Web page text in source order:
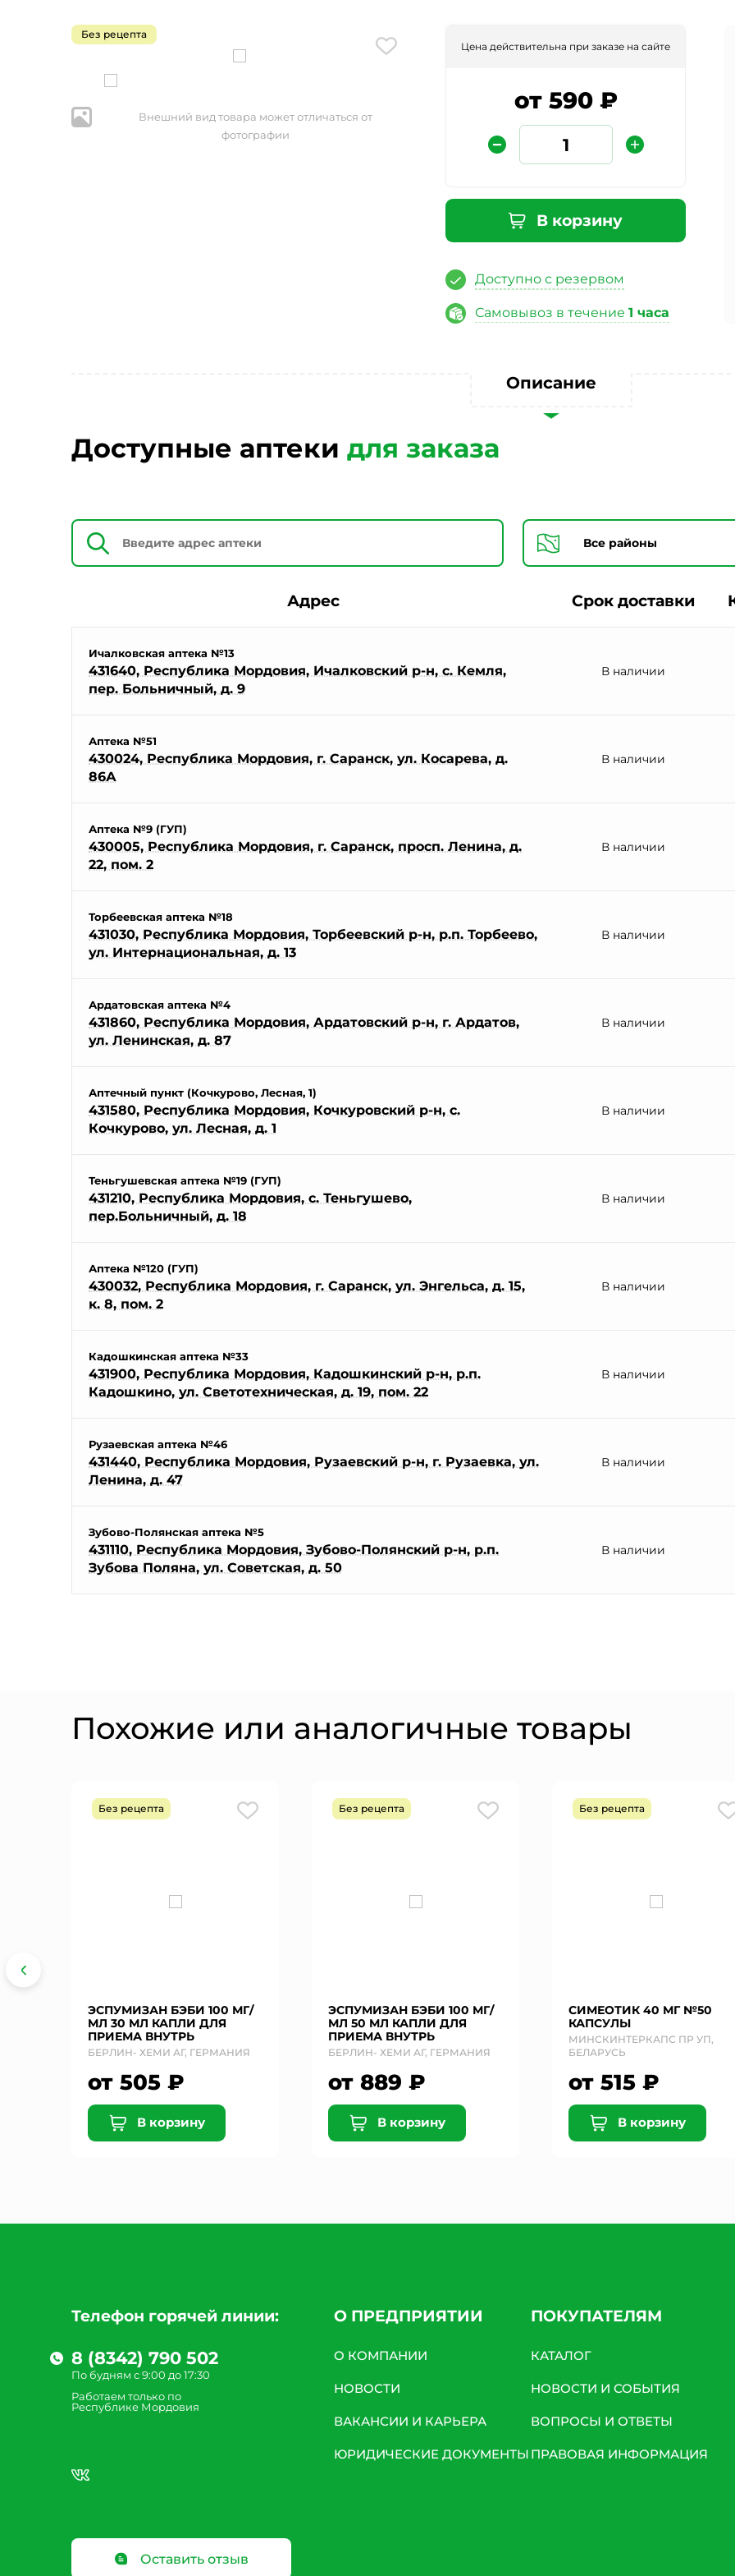
Без рецепта
Внешний вид товара может отличаться от
фотографии
Цена действительна при заказе на сайте
от 590 ₽
В корзину
Доступно с резервом
Самовывоз в течение1 часа
Описание
Доступные аптеки для заказа
Адрес Срок доставки
Ичалковская аптека №13
431640, Республика Мордовия, Ичалковский р-н, с. Кемля,
пер. Больничный, д. 9
В наличии
Аптека №51
430024, Республика Мордовия, г. Саранск, ул. Косарева, д.
86А
В наличии
Аптека №9 (ГУП)
430005, Республика Мордовия, г. Саранск, просп. Ленина, д.
22, пом. 2
В наличии
Торбеевская аптека №18
431030, Республика Мордовия, Торбеевский р-н, р.п. Торбеево,
ул. Интернациональная, д. 13
В наличии
Ардатовская аптека №4
431860, Республика Мордовия, Ардатовский р-н, г. Ардатов,
ул. Ленинская, д. 87
В наличии
Аптечный пункт (Кочкурово, Лесная, 1)
431580, Республика Мордовия, Кочкуровский р-н, с.
Кочкурово, ул. Лесная, д. 1
В наличии
Теньгушевская аптека №19 (ГУП)
431210, Республика Мордовия, с. Теньгушево,
пер.Больничный, д. 18
В наличии
Аптека №120 (ГУП)
430032, Республика Мордовия, г. Саранск, ул. Энгельса, д. 15,
к. 8, пом. 2
В наличии
Кадошкинская аптека №33
431900, Республика Мордовия, Кадошкинский р-н, р.п.
Кадошкино, ул. Светотехническая, д. 19, пом. 22
В наличии
Рузаевская аптека №46
431440, Республика Мордовия, Рузаевский р-н, г. Рузаевка, ул.
Ленина, д. 47
В наличии
Зубово-Полянская аптека №5
431110, Республика Мордовия, Зубово-Полянский р-н, р.п.
Зубова Поляна, ул. Советская, д. 50
В наличии
Похожие или аналогичные товары
Без рецепта
ЭСПУМИЗАН БЭБИ 100 МГ/
МЛ 30 МЛ КАПЛИ ДЛЯ
ПРИЕМА ВНУТРЬ
БЕРЛИН- ХЕМИ АГ, ГЕРМАНИЯ
от 505 ₽
В корзину
Без рецепта
ЭСПУМИЗАН БЭБИ 100 МГ/
МЛ 50 МЛ КАПЛИ ДЛЯ
ПРИЕМА ВНУТРЬ
БЕРЛИН- ХЕМИ АГ, ГЕРМАНИЯ
от 889 ₽
В корзину
Без рецепта
СИМЕОТИК 40 МГ №50
КАПСУЛЫ
МИНСКИНТЕРКАПС ПР УП,
БЕЛАРУСЬ
от 515 ₽
В корзину
Телефон горячей линии:
8 (8342) 790 502
По будням с 9:00 до 17:30
Работаем только по
Республике Мордовия
Оставить отзыв
О ПРЕДПРИЯТИИ
О КОМПАНИИ
НОВОСТИ
ВАКАНСИИ И КАРЬЕРА
ЮРИДИЧЕСКИЕ ДОКУМЕНТЫ
ПОКУПАТЕЛЯМ
КАТАЛОГ
НОВОСТИ И СОБЫТИЯ
ВОПРОСЫ И ОТВЕТЫ
ПРАВОВАЯ ИНФОРМАЦИЯ
Защита от автоматических сообщений
Введите слово на картинке*
* Нажимая кнопку «Отправить отзыв», я даю свое согласие на